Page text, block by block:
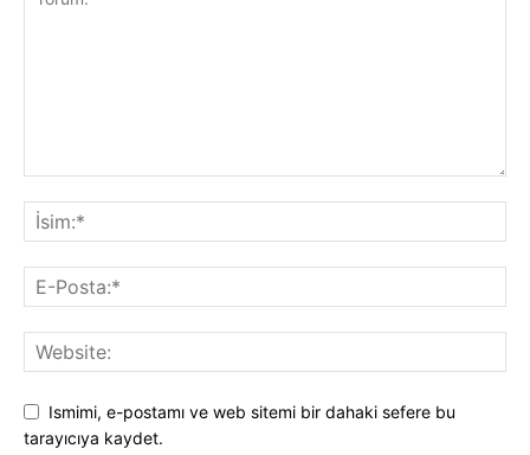
Ismimi, e-postamı ve web sitemi bir dahaki sefere bu
tarayıcıya kaydet.